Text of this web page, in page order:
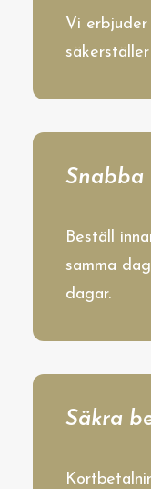
Vi
Snabba
Beställ
samma
dagar.
Säkra